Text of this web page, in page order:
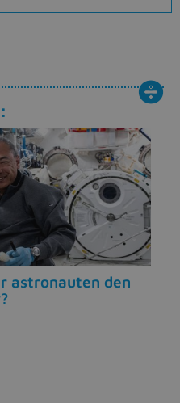
astronauten den